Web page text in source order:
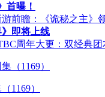
首曝！
游前瞻：《诡秘之主》
即将上线
周年大更：双经典团
1169）